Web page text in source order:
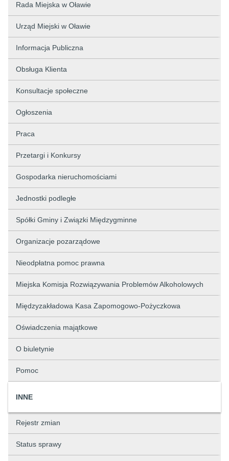
Rada Miejska w Oławie
Urząd Miejski w Oławie
Informacja Publiczna
Obsługa Klienta
Konsultacje społeczne
Ogłoszenia
Praca
Przetargi i Konkursy
Gospodarka nieruchomościami
Jednostki podległe
Spółki Gminy i Związki Międzygminne
Organizacje pozarządowe
Nieodpłatna pomoc prawna
Miejska Komisja Rozwiązywania Problemów Alkoholowych
Międzyzakładowa Kasa Zapomogowo-Pożyczkowa
Oświadczenia majątkowe
O biuletynie
Pomoc
INNE
Rejestr zmian
Status sprawy